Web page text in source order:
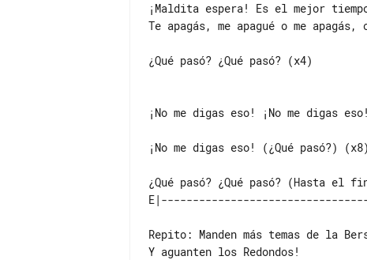
¡Maldita espera! Es el mejor
Te apagás, me apagué o me
¿Qué pasó? ¿Qué pasó? (x4)
¡No me digas eso! ¡No me digas
¡No me digas eso! (¿Qué pasó?) (x8)
Repito: Manden más temas de la
Y aguanten los Redondos!